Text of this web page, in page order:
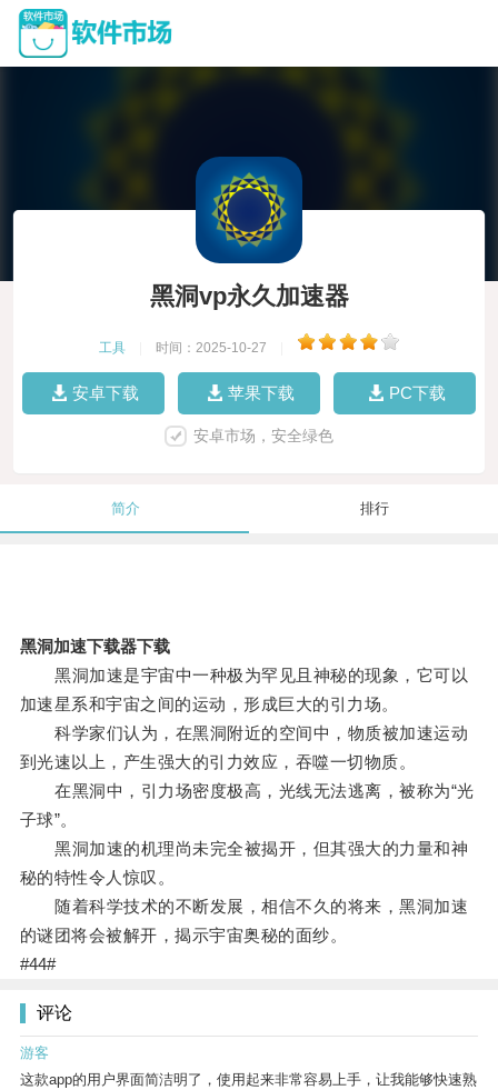
黑洞vp永久加速器
工具 时间：2025-10-27
安卓下载 苹果下载 PC下载
安卓市场，安全绿色
简介 排行
黑洞加速下载器下载
黑洞加速是宇宙中一种极为罕见且神秘的现象，它可以
加速星系和宇宙之间的运动，形成巨大的引力场。
科学家们认为，在黑洞附近的空间中，物质被加速运动
到光速以上，产生强大的引力效应，吞噬一切物质。
在黑洞中，引力场密度极高，光线无法逃离，被称为“光
子球”。
黑洞加速的机理尚未完全被揭开，但其强大的力量和神
秘的特性令人惊叹。
随着科学技术的不断发展，相信不久的将来，黑洞加速
的谜团将会被解开，揭示宇宙奥秘的面纱。
#44#
评论
游客
这款app的用户界面简洁明了，使用起来非常容易上手，让我能够快速熟